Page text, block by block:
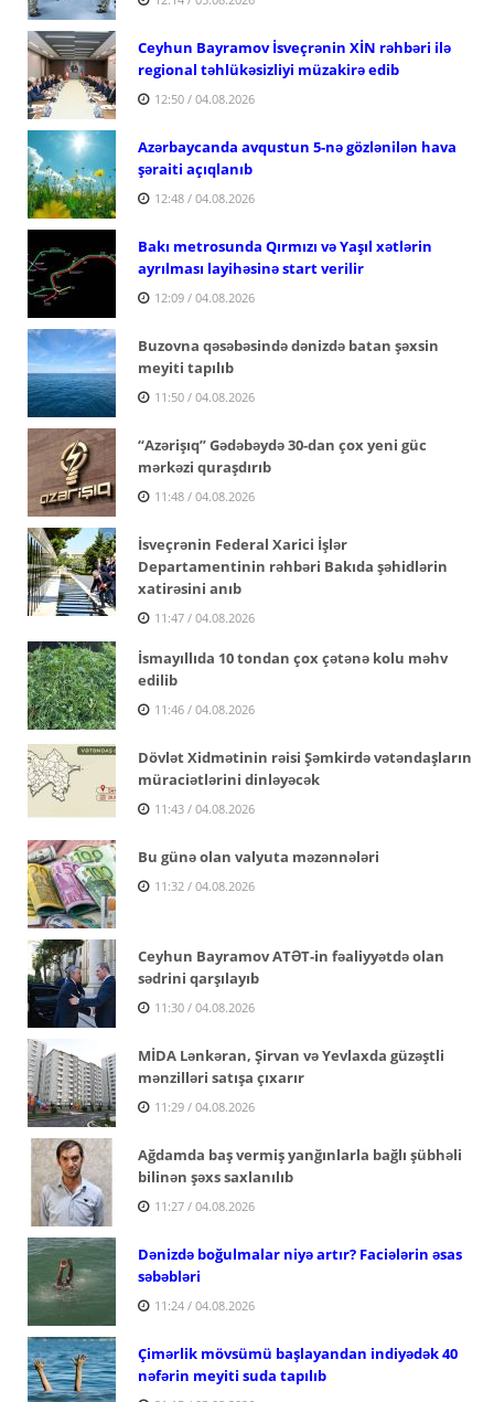
Ceyhun Bayramov İsveçrənin XİN rəhbəri ilə
regional təhlükəsizliyi müzakirə edib
12:50 / 04.08.2026
Azərbaycanda avqustun 5-nə gözlənilən hava
şəraiti açıqlanıb
12:48 / 04.08.2026
Bakı metrosunda Qırmızı və Yaşıl xətlərin
ayrılması layihəsinə start verilir
12:09 / 04.08.2026
Buzovna qəsəbəsində dənizdə batan şəxsin
meyiti tapılıb
11:50 / 04.08.2026
“Azərişıq” Gədəbəydə 30-dan çox yeni güc
mərkəzi quraşdırıb
11:48 / 04.08.2026
İsveçrənin Federal Xarici İşlər
Departamentinin rəhbəri Bakıda şəhidlərin
xatirəsini anıb
11:47 / 04.08.2026
İsmayıllıda 10 tondan çox çətənə kolu məhv
edilib
11:46 / 04.08.2026
Dövlət Xidmətinin rəisi Şəmkirdə vətəndaşların
müraciətlərini dinləyəcək
11:43 / 04.08.2026
Bu günə olan valyuta məzənnələri
11:32 / 04.08.2026
Ceyhun Bayramov ATƏT-in fəaliyyətdə olan
sədrini qarşılayıb
11:30 / 04.08.2026
MİDA Lənkəran, Şirvan və Yevlaxda güzəştli
mənzilləri satışa çıxarır
11:29 / 04.08.2026
Ağdamda baş vermiş yanğınlarla bağlı şübhəli
bilinən şəxs saxlanılıb
11:27 / 04.08.2026
Dənizdə boğulmalar niyə artır? Faciələrin əsas
səbəbləri
11:24 / 04.08.2026
Çimərlik mövsümü başlayandan indiyədək 40
nəfərin meyiti suda tapılıb